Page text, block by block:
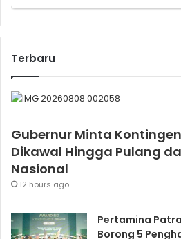
Terbaru
Gubernur Minta
Dikawal Hingga Pulang
Nasional
12 hours ago
Pertamina
Borong 5